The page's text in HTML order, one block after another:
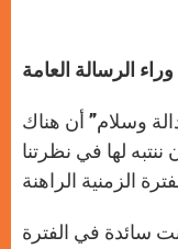
وراء الرسالة العامة
وسلام” أن هناك
لها في نظرتنا
سائدة في الفترة